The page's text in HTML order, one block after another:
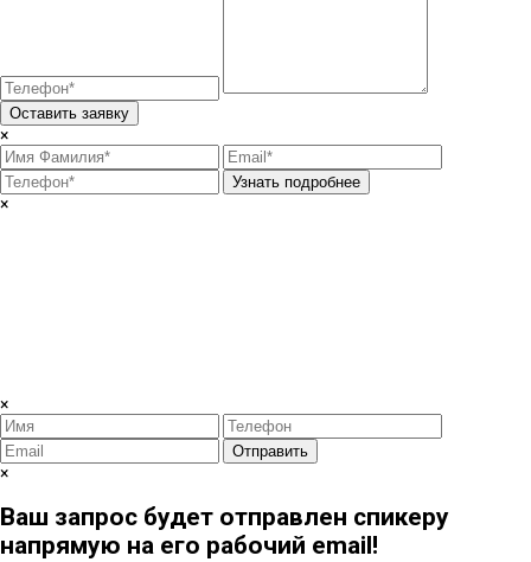
Оставить заявку
×
Узнать подробнее
×
×
Отправить
×
Ваш запрос будет отправлен спикеру
напрямую на его рабочий email!